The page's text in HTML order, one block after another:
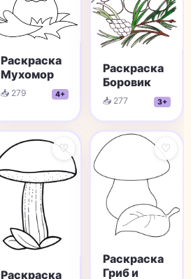
Раскраска
Мухомор
📥 279 4+
Раскраска
Боровик
📥 277 3+
♡
Раскраска
♡
Раскраска
Гриб и